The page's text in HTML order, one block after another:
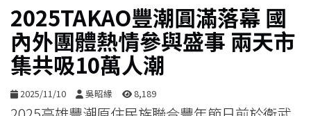
合
影
音
2025TAKAO豐潮圓滿落幕 國
內外團體熱情參與盛事 兩天市
集共吸10萬人潮
2025/11/10 吳昭緣 8,189